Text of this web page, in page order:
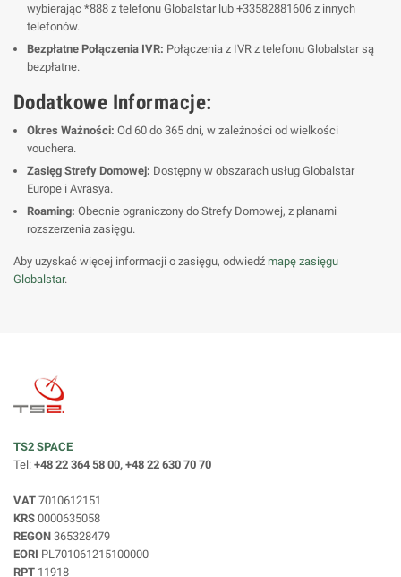
wybierając *888 z telefonu Globalstar lub +33582881606 z innych
telefonów.
Bezpłatne Połączenia IVR: Połączenia z IVR z telefonu Globalstar są
bezpłatne.
Dodatkowe Informacje:
Okres Ważności: Od 60 do 365 dni, w zależności od wielkości
vouchera.
Zasięg Strefy Domowej: Dostępny w obszarach usług Globalstar
Europe i Avrasya.
Roaming: Obecnie ograniczony do Strefy Domowej, z planami
rozszerzenia zasięgu.
Aby uzyskać więcej informacji o zasięgu, odwiedź mapę zasięgu
Globalstar.
TS2 SPACE
Tel: +48 22 364 58 00, +48 22 630 70 70
VAT 7010612151
KRS 0000635058
REGON 365328479
EORI PL701061215100000
RPT 11918